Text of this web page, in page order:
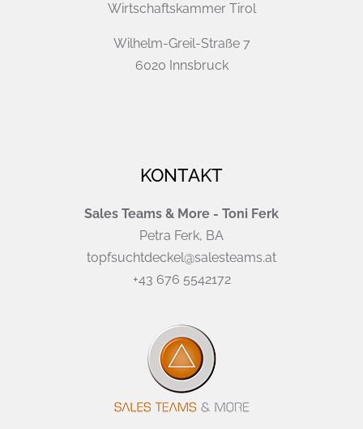
Wirtschaftskammer Tirol
Wilhelm-Greil-Straße 7
6020 Innsbruck
KONTAKT
Sales Teams & More - Toni Ferk
Petra Ferk, BA
topfsuchtdeckel@salesteams.at
+43 676 5542172